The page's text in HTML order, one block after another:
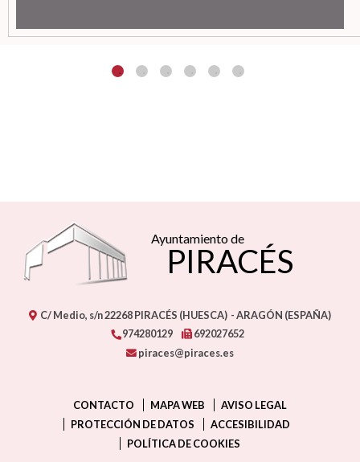
Ayuntamiento de
PIRACÉS
C/ Medio, s/n22268PIRACÉS (HUESCA) - ARAGÓN (ESPAÑA)
974280129
692027652
piraces@piraces.es
CONTACTO MAPA WEB
AVISO LEGAL
PROTECCIÓN DE DATOS
ACCESIBILIDAD
POLÍTICA DE COOKIES